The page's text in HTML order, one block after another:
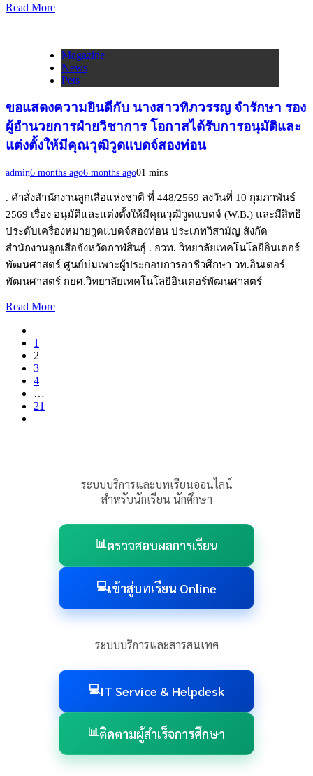
Read More
Magazine
News
Pets
ขอแสดงความยินดีกับ นางสาวทิภวรรญ จำรักษา รอง
ผู้อำนวยการฝ่ายวิชาการ โอกาสได้รับการอนุมัติและ
แต่งตั้งให้มีคุณวุฒิวูดแบดจ์สองท่อน
admin6 months ago6 months ago01 mins
. คำสั่งสำนักงานลูกเสือแห่งชาติ ที่ 448/2569 ลงวันที่ 10 กุมภาพันธ์
2569 เรื่อง อนุมัติและแต่งตั้งให้มีคุณวุฒิวูดแบดจ์ (W.B.) และมีสิทธิ
ประดับเครื่องหมายวูดแบดจ์สองท่อน ประเภทวิสามัญ สังกัด
สำนักงานลูกเสือจังหวัดกาฬสินธุ์ . อวท. วิทยาลัยเทคโนโลยีอินเตอร์
พัฒนศาสตร์ ศูนย์บ่มเพาะผู้ประกอบการอาชีวศึกษา วท.อินเตอร์
พัฒนศาสตร์ กยศ.วิทยาลัยเทคโนโลยีอินเตอร์พัฒนศาสตร์
Read More
1
2
3
4
…
21
ระบบบริการและบทเรียนออนไลน์
สำหรับนักเรียน นักศึกษา
📊ตรวจสอบผลการเรียน
💻เข้าสู่บทเรียน Online
ระบบบริการและสารสนเทศ
💻IT Service & Helpdesk
📊ติดตามผู้สำเร็จการศึกษา